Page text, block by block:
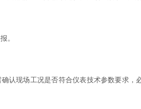
。
现场工况是否符合仪表技术参数要求，